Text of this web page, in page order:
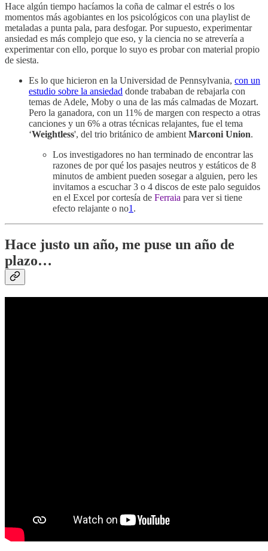
Hace algún tiempo hacíamos la coña de calmar el estrés o los
momentos más agobiantes en los psicológicos con una playlist de
metaladas a punta pala, para desfogar. Por supuesto, experimentar
ansiedad es más complejo que eso, y la ciencia no se atrevería a
experimentar con ello, porque lo suyo es probar con material propio
de siesta.
Es lo que hicieron en la Universidad de Pennsylvania, con un
estudio sobre la ansiedad donde trababan de rebajarla con
temas de Adele, Moby o una de las más calmadas de Mozart.
Pero la ganadora, con un 11% de margen con respecto a otras
canciones y un 6% a otras técnicas relajantes, fue el tema
‘Weightless', del trio británico de ambient Marconi Union.
Los investigadores no han terminado de encontrar las
razones de por qué los pasajes neutros y estáticos de 8
minutos de ambient pueden sosegar a alguien, pero les
invitamos a escuchar 3 o 4 discos de este palo seguidos
en el Excel por cortesía de Ferraia para ver si tiene
efecto relajante o no1 .
Hace justo un año, me puse un año de
plazo…